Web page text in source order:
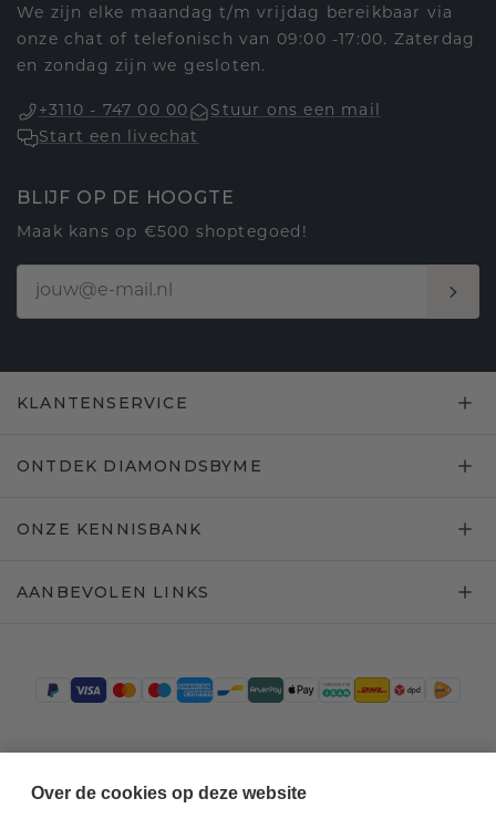
We zijn elke maandag t/m vrijdag bereikbaar via
onze chat of telefonisch van 09:00 -17:00. Zaterdag
en zondag zijn we gesloten.
+3110 - 747 00 00
Stuur ons een mail
Start een livechat
BLIJF OP DE HOOGTE
Maak kans op €500 shoptegoed!
KLANTENSERVICE
ONTDEK DIAMONDSBYME
ONZE KENNISBANK
AANBEVOLEN LINKS
Over de cookies op deze website